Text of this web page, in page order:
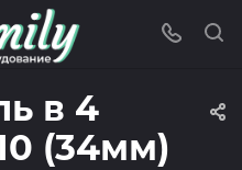
в 4
(34мм)